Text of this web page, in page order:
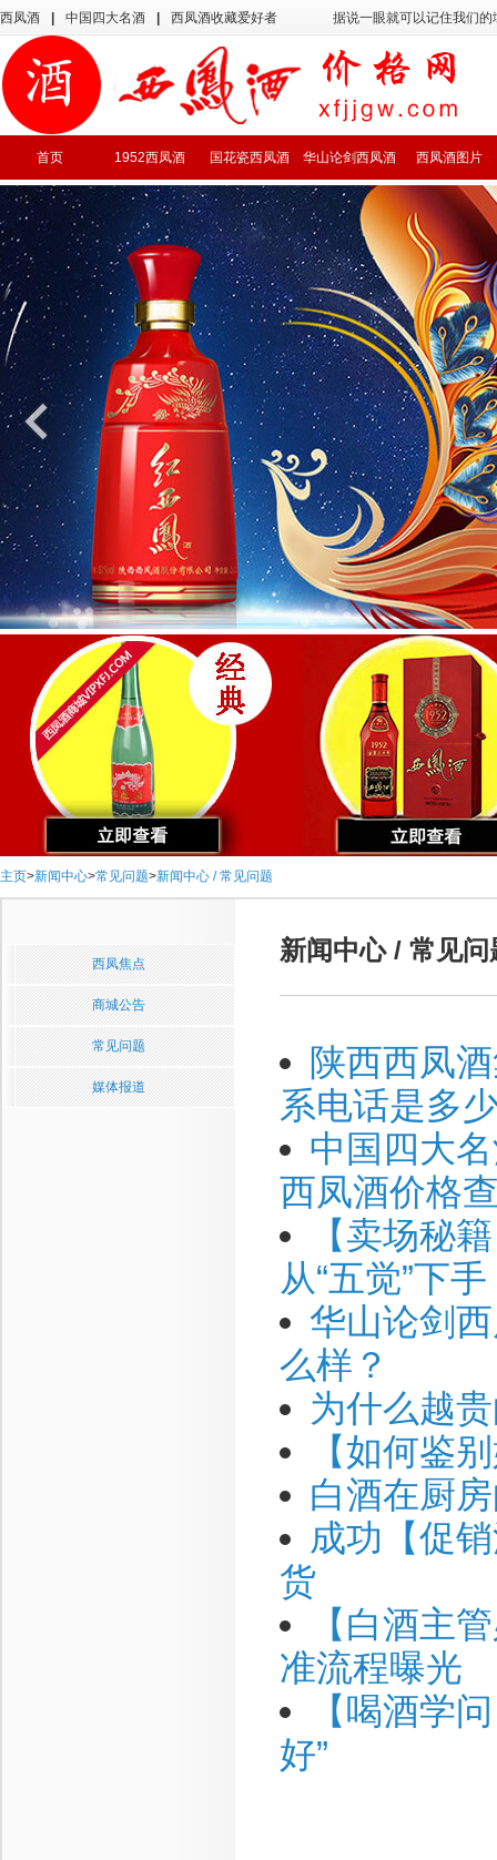
西凤酒 中国四大名酒 西凤酒收藏爱好者 据说一眼就可以记住我们
首页 1952西凤酒 国花瓷西凤酒 华山论剑西凤酒 西凤酒图片
主页>新闻中心>常见问题>新闻中心 / 常见问题
西凤焦点
商城公告
常见问题
媒体报道
新闻中心 / 常见问
陕西西凤
系电话是多
中国四大
西凤酒价格
【卖场秘
从“五觉”下
华山论剑
么样？
为什么越
【如何鉴
白酒在厨
成功【促
货
【白酒主
准流程曝光
【喝酒学
好”